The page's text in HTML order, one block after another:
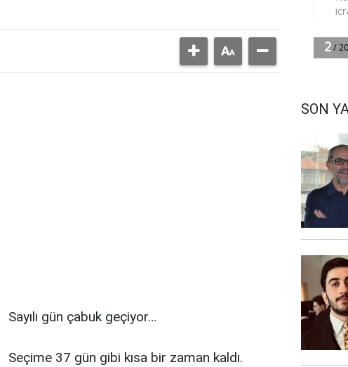
Sayılı gün çabuk geçiyor…
Seçime 37 gün gibi kısa bir zaman kaldı.
SON